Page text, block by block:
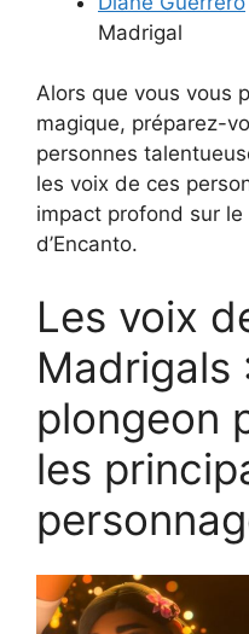
Madrigal
Alors que vous vous
magique, préparez-
personnes
les voix de ces
impact profond sur
d’Encanto.
Les voix
Madrigals
plongeon
les